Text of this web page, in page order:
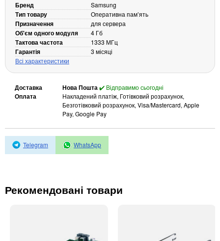
Монітори
Клавіатури, миші, комплекти
Відеоспостереження
IP-камери
Автономне живлення
Автоматичні вимикачі
Інвертори напруги
Акумулятори для ДБЖ
Бренд Samsung
Тип товару Оперативна памʼять
Призначення для сервера
Об'єм одного модуля 4 Гб
Тактова частота 1333 МГц
Гарантія
3 місяці
Всі характеристики
Доставка Нова Пошта✔️ Відправимо сьогодні
Оплата
Накладений платіж, Готівковий розрахунок,
Безготівковий розрахунок, Visa/Mastercard, Apple
Pay, Google Pay
Telegram WhatsApp
Рекомендовані товари